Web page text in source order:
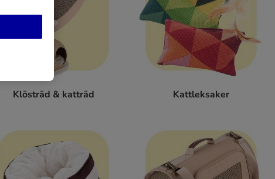
Klösträd & katträd Kattleksaker